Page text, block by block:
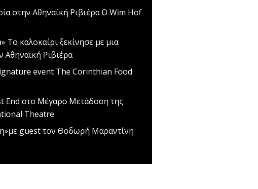
στην Αθηναϊκή ΡιβιέραΟ Wim Hof
Το καλοκαίρι ξεκίνησε με μια
Αθηναϊκή Ριβιέρα
event The Corinthian Food
End στο Μέγαρο Μετάδοση της
Theatre
guest τον Θοδωρή Μαραντίνη